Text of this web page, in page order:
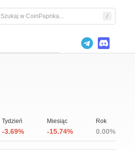
Tydzień
-3.69%
Miesiąc
-15.74%
Rok
0.00%